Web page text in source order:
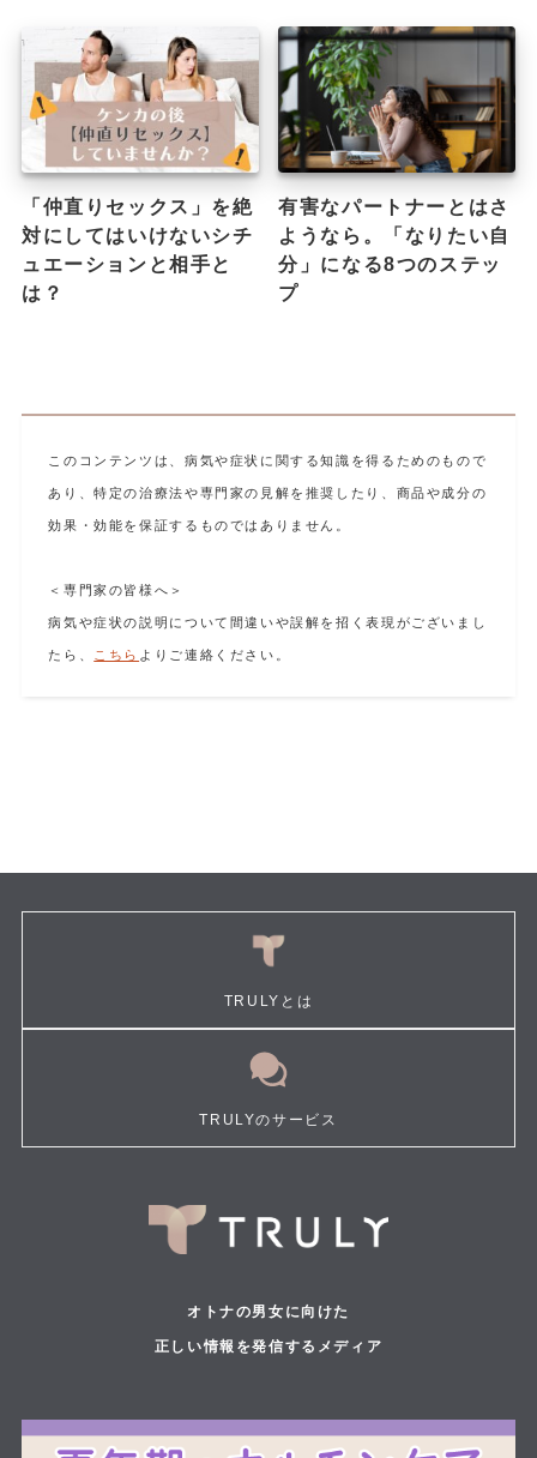
「仲直りセックス」を絶
対にしてはいけないシチ
ュエーションと相手と
は？
有害なパートナーとはさ
ようなら。「なりたい自
分」になる8つのステッ
プ
このコンテンツは、病気や症状に関する知識を得るためのもので
あり、特定の治療法や専門家の見解を推奨したり、商品や成分の
効果・効能を保証するものではありません。
＜専門家の皆様へ＞
病気や症状の説明について間違いや誤解を招く表現がございまし
たら、 こちら よりご連絡ください。
TRULYとは
TRULYのサービス
オトナの男女に向けた
正しい情報を発信するメディア